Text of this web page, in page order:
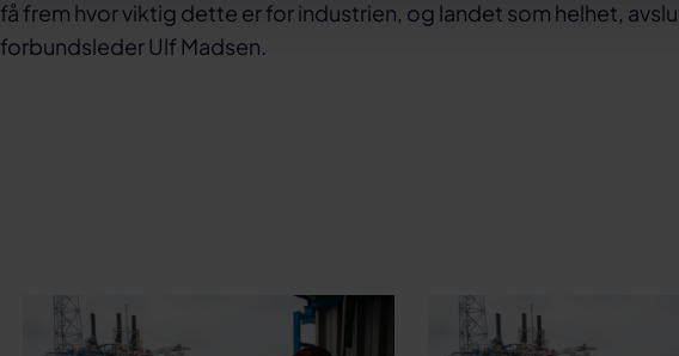
få frem hvor viktig dette er for industrien, og landet som helhet,
forbundsleder Ulf Madsen.